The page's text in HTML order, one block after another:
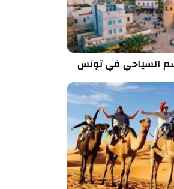
السياحي في تونس